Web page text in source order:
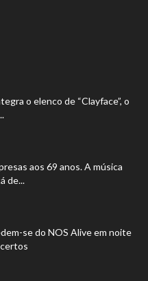
o elenco de “Clayface”, o
aos 69 anos. A música
de...
se do NOS Alive em noite